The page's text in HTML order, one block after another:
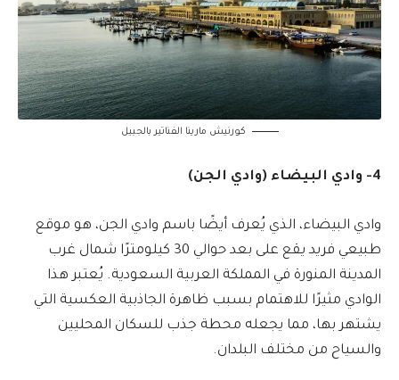
كورنيش مارينا الفناتير بالجبيل
4- وادي البيضاء (وادي الجن)
وادي البيضاء، الذي يُعرف أيضًا باسم وادي الجن، هو موقع
طبيعي فريد يقع على بعد حوالي 30 كيلومترًا شمال غرب
المدينة المنورة في المملكة العربية السعودية. يُعتبر هذا
الوادي مثيرًا للاهتمام بسبب ظاهرة الجاذبية العكسية التي
يشتهر بها، مما يجعله محطة جذب للسكان المحليين
والسياح من مختلف البلدان.